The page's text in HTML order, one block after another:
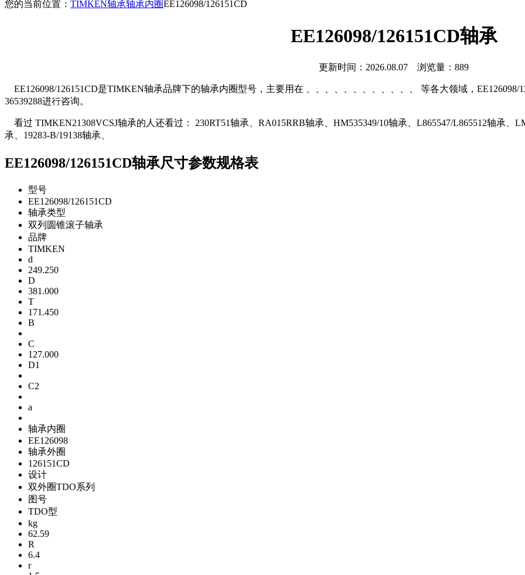
您的当前位置： TIMKEN轴承轴承内圈EE126098/126151CD
EE126098/126151CD轴承
更新时间：2026.08.07 浏览量：889
EE126098/126151CD是TIMKEN轴承品牌下的轴承内圈型号，主要用在 、、、、、、、、、、、、 等各大领域，
36539288进行咨询。
看过 TIMKEN21308VCSJ轴承的人还看过： 230RT51轴承、RA015RRB轴承、HM535349/10轴承、L865547/L865512轴承、
承、19283-B/19138轴承、
EE126098/126151CD轴承尺寸参数规格表
型号
EE126098/126151CD
轴承类型
双列圆锥滚子轴承
品牌
TIMKEN
d
249.250
D
381.000
T
171.450
B
C
127.000
D1
C2
a
轴承内圈
EE126098
轴承外圈
126151CD
设计
双外圈TDO系列
图号
TDO型
kg
62.59
R
6.4
r